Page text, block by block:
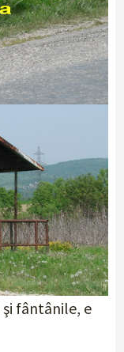
şi fântânile, e